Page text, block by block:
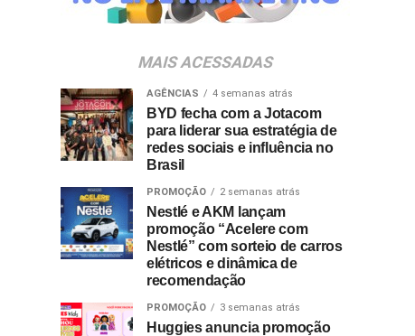
MAIS ACESSADAS
AGÊNCIAS 4 semanas atrás
BYD fecha com a Jotacom
para liderar sua estratégia de
redes sociais e influência no
Brasil
PROMOÇÃO 2 semanas atrás
Nestlé e AKM lançam
promoção “Acelere com
Nestlé” com sorteio de carros
elétricos e dinâmica de
recomendação
PROMOÇÃO 3 semanas atrás
Huggies anuncia promoção